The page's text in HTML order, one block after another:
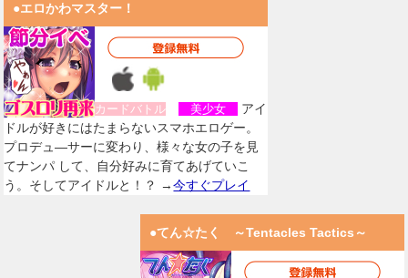
●エロかわマスター！
カードバトル 美少女
アイ
ドルが好きにはたまらないスマホエロゲー。
プロデュ―サーに変わり、様々な女の子を見
てナンパ して、自分好みに育てあげていこ
う。そしてアイドルと！？ →今すぐプレイ
●てん☆たく ～Tentacles Tactics～